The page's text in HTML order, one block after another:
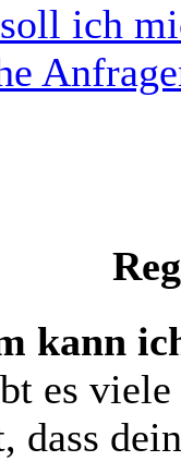
ich
kann
es
dass